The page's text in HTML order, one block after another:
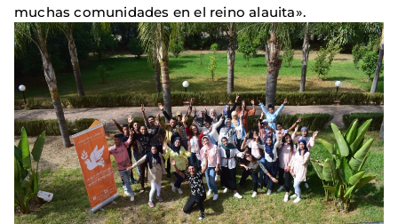
muchas comunidades en el reino alauita».